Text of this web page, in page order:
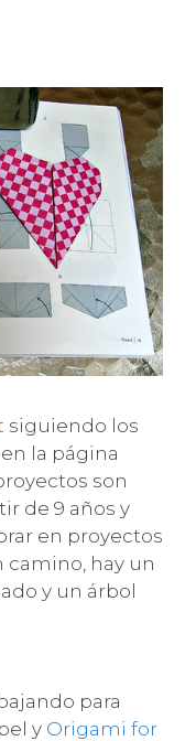
siguiendo los
la página
son
de 9 años y
en proyectos
camino, hay un
y un árbol
para
y Origami for